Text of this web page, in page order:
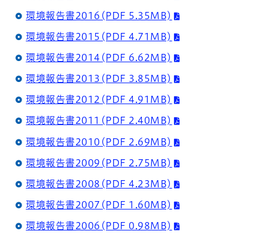
環境報告書2016(PDF 5.35MB)
環境報告書2015(PDF 4.71MB)
環境報告書2014(PDF 6.62MB)
環境報告書2013(PDF 3.85MB)
環境報告書2012(PDF 4.91MB)
環境報告書2011(PDF 2.40MB)
環境報告書2010(PDF 2.69MB)
環境報告書2009(PDF 2.75MB)
環境報告書2008(PDF 4.23MB)
環境報告書2007(PDF 1.60MB)
環境報告書2006(PDF 0.98MB)